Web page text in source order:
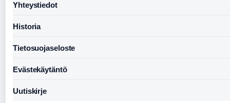
Yhteystiedot
Historia
Tietosuojaseloste
Evästekäytäntö
Uutiskirje